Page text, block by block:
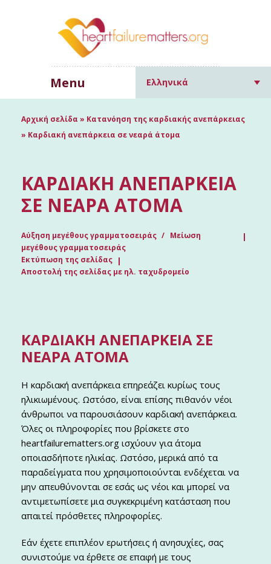
Menu Ελληνικά
Αρχική σελίδα » Κατανόηση της καρδιακής ανεπάρκειας
» Καρδιακή ανεπάρκεια σε νεαρά άτομα
ΚΑΡΔΙΑΚΉ ΑΝΕΠΆΡΚΕΙΑ
ΣΕ ΝΕΑΡΆ ΆΤΟΜΑ
Αύξηση μεγέθους γραμματοσειράς
Μείωση
μεγέθους γραμματοσειράς
Εκτύπωση της σελίδας
Αποστολή της σελίδας με ηλ. ταχυδρομείο
ΚΑΡΔΙΑΚΉ ΑΝΕΠΆΡΚΕΙΑ ΣΕ
ΝΕΑΡΆ ΆΤΟΜΑ
Η καρδιακή ανεπάρκεια επηρεάζει κυρίως τους
ηλικιωμένους. Ωστόσο, είναι επίσης πιθανόν νέοι
άνθρωποι να παρουσιάσουν καρδιακή ανεπάρκεια.
Όλες οι πληροφορίες που βρίσκετε στο
heartfailurematters.org ισχύουν για άτομα
οποιασδήποτε ηλικίας. Ωστόσο, μερικά από τα
παραδείγματα που χρησιμοποιούνται ενδέχεται να
μην απευθύνονται σε εσάς ως νέοι και μπορεί να
αντιμετωπίσετε μια συγκεκριμένη κατάσταση που
απαιτεί πρόσθετες πληροφορίες.
Εάν έχετε επιπλέον ερωτήσεις ή ανησυχίες, σας
συνιστούμε να έρθετε σε επαφή με τους